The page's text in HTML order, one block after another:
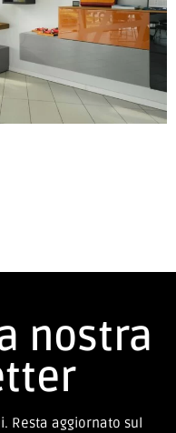
nostra
Resta aggiornato sul